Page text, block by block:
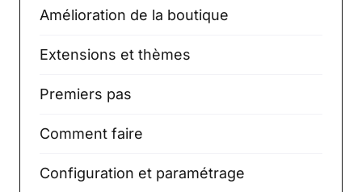
Amélioration de la boutique
Extensions et thèmes
Premiers pas
Comment faire
Configuration et paramétrage